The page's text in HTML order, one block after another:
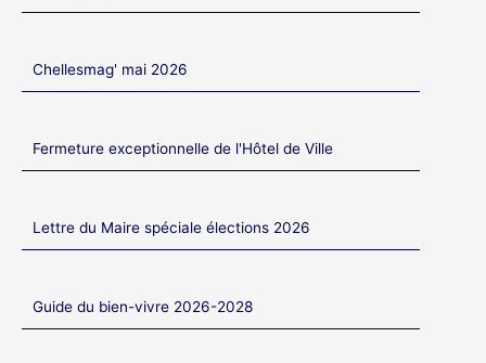
Chellesmag' mai 2026
Fermeture exceptionnelle de l'Hôtel de Ville
Lettre du Maire spéciale élections 2026
Guide du bien-vivre 2026-2028